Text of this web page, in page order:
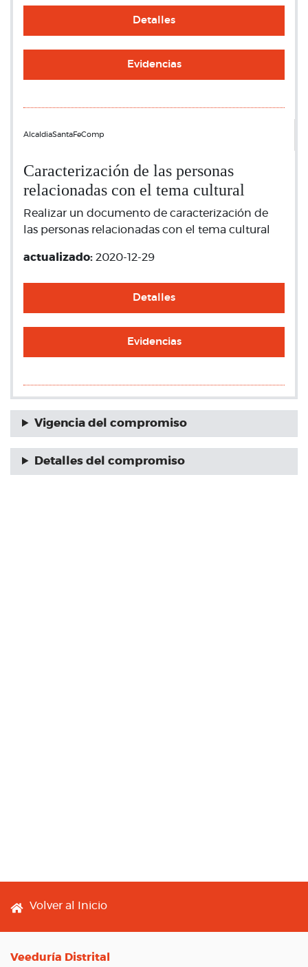
Detalles
Evidencias
AlcaldiaSantaFeComp
Caracterización de las personas
relacionadas con el tema cultural
Realizar un documento de caracterización de
las personas relacionadas con el tema cultural
actualizado: 2020-12-29
Detalles
Evidencias
Vigencia del compromiso
Detalles del compromiso
Footer menu
Volver al Inicio
Veeduría Distrital